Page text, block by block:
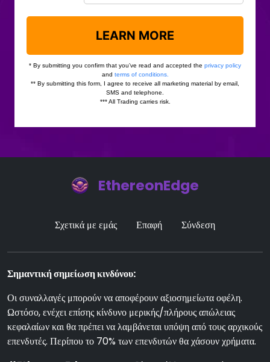
EthereonEdge
Σχετικά με εμάς Επαφή Σύνδεση
Σημαντική σημείωση κινδύνου:
Οι συναλλαγές μπορούν να αποφέρουν αξιοσημείωτα οφέλη.
Ωστόσο, ενέχει επίσης κίνδυνο μερικής/πλήρους απώλειας
κεφαλαίων και θα πρέπει να λαμβάνεται υπόψη από τους αρχικούς
επενδυτές. Περίπου το 70% των επενδυτών θα χάσουν χρήματα.